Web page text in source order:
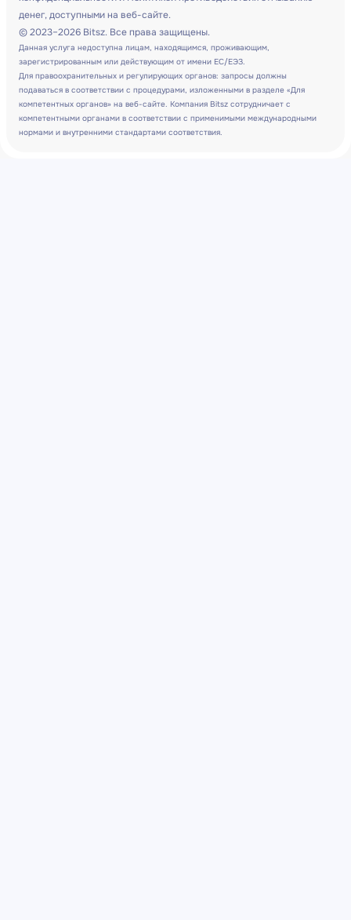
денег, доступными на веб-сайте.
© 2023–2026 Bitsz. Все права защищены.
Данная услуга недоступна лицам, находящимся, проживающим,
зарегистрированным или действующим от имени ЕС/ЕЭЗ.
Для правоохранительных и регулирующих органов: запросы должны
подаваться в соответствии с процедурами, изложенными в разделе «Для
компетентных органов» на веб-сайте. Компания Bitsz сотрудничает с
компетентными органами в соответствии с применимыми международными
нормами и внутренними стандартами соответствия.